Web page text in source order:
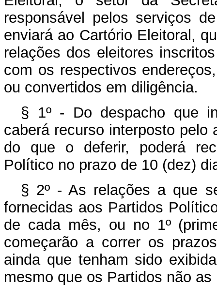
responsável pelos serviços
enviará ao Cartório Eleitoral,
relações dos eleitores
com os respectivos
ou convertidos em diligência.
§ 1º - Do despacho que
caberá recurso interposto
do que o deferir, poderá
Político no prazo de 10 (dez)
§ 2º - As relações a que
fornecidas aos Partidos
de cada mês, ou no 1º
começarão a correr os
ainda que tenham sido
mesmo que os Partidos não as